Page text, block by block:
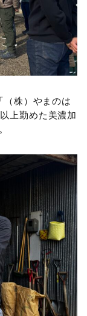
株）やまのは
上勤めた美濃加